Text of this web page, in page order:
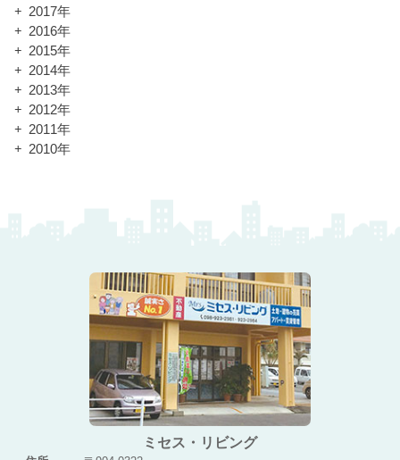
2017年
2016年
2015年
2014年
2013年
2012年
2011年
2010年
ミセス・リビング